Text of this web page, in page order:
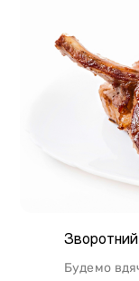
Зворотний
Будемо